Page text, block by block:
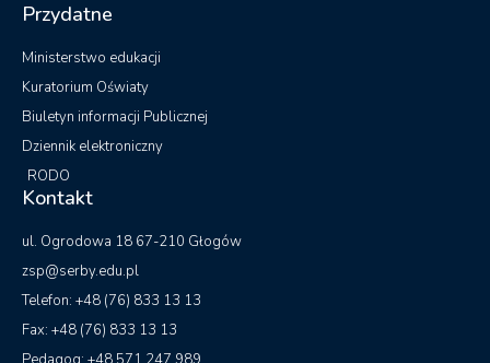
Przydatne
Ministerstwo edukacji
Kuratorium Oświaty
Biuletyn informacji Publicznej
Dziennik elektroniczny
RODO
Kontakt
ul. Ogrodowa 18 67-210 Głogów
zsp@serby.edu.pl
Telefon: +48 (76) 833 13 13
Fax: +48 (76) 833 13 13